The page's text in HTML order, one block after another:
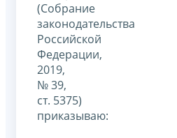
(Собрание
законодательства
Российской
Федерации,
2019,
№ 39,
ст. 5375)
приказываю: